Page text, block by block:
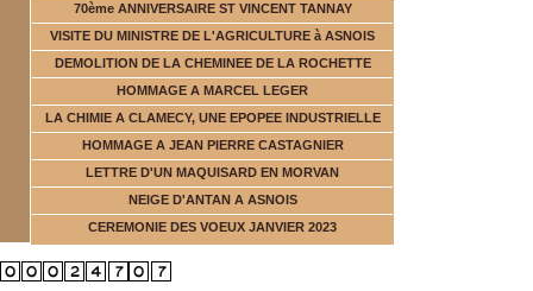
70ème ANNIVERSAIRE ST VINCENT TANNAY
VISITE DU MINISTRE DE L'AGRICULTURE à ASNOIS
DEMOLITION DE LA CHEMINEE DE LA ROCHETTE
HOMMAGE A MARCEL LEGER
LA CHIMIE A CLAMECY, UNE EPOPEE INDUSTRIELLE
HOMMAGE A JEAN PIERRE CASTAGNIER
LETTRE D'UN MAQUISARD EN MORVAN
NEIGE D'ANTAN A ASNOIS
CEREMONIE DES VOEUX JANVIER 2023